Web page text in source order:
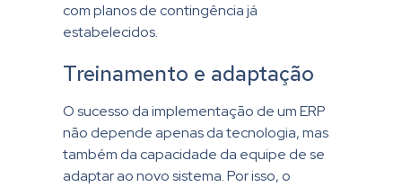
com planos de contingência já
estabelecidos.
Treinamento e adaptação
O sucesso da implementação de um ERP
não depende apenas da tecnologia, mas
também da capacidade da equipe de se
adaptar ao novo sistema. Por isso, o